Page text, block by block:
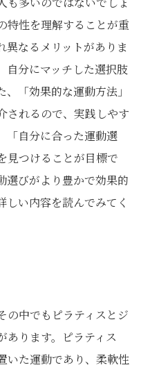
特性を理解することが重
異なるメリットがありま
自分にマッチした選択肢
「効果的な運動方法」
されるので、実践しやす
「自分に合った運動選
見つけることが目標で
選びがより豊かで効果的
しい内容を読んでみてく
の中でもピラティスとジ
あります。ピラティス
いた運動であり、柔軟性